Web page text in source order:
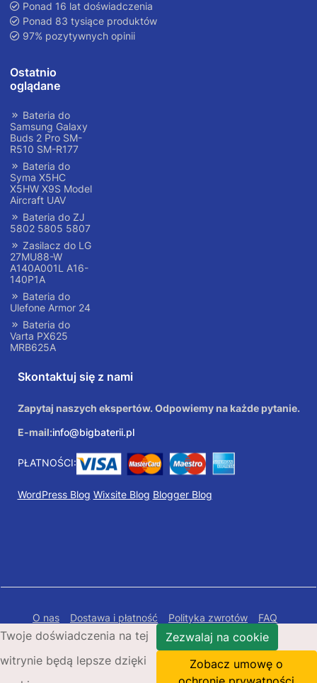
Ponad 16 lat doświadczenia
Ponad 83 tysiące produktów
97% pozytywnych opinii
Ostatnio
oglądane
Bateria do
Samsung Galaxy
Buds 2 Pro SM-
R510 SM-R177
Bateria do
Syma X5HC
X5HW X9S Model
Aircraft UAV
Bateria do ZJ
5802 5805 5807
Zasilacz do LG
27MU88-W
A140A001L A16-
140P1A
Bateria do
Ulefone Armor 24
Bateria do
Varta PX625
MRB625A
Skontaktuj się z nami
Zapytaj naszych ekspertów. Odpowiemy na każde pytanie.
E-mail:info@bigbaterii.pl
PŁATNOŚCI:
WordPress Blog Wixsite Blog Blogger Blog
O nas Dostawa i płatność Polityka zwrotów
FAQ
Polityka prywatności
Mapa Strony
Copyright © 2026 Bigbaterii.pl. Wszelkie prawa
zastrzeżone.
Twoje doświadczenia na tej
witrynie będą lepsze dzięki
Zezwalaj na cookie
Zobacz umowę o